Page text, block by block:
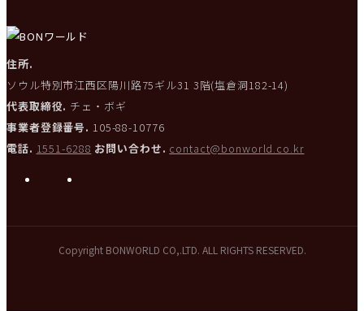
住所.
ソウル特別市江西区陽川路75ギル31 3階(塩倉洞182-14)
代表取締役. チェ・ボギ
事業者登録番号. 105-88-10776
電話. 1551-6288 お問い合わせ. contact@bonworld.co.kr
k
Copyright BONWORLD CO,.LTD. ALL RIGHTS RESERVED.